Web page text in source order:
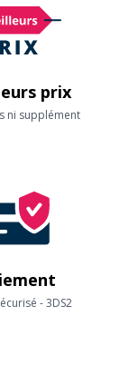
prix
ni supplément
- 3DS2